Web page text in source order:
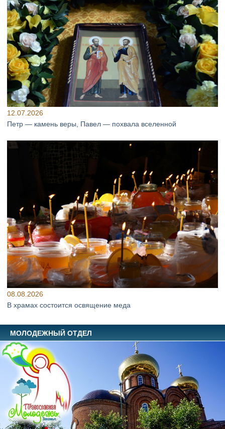
12.07.2026
Петр — камень веры, Павел — похвала вселенной
08.08.2026
В храмах состоится освящение меда
МОЛОДЕЖНЫЙ ОТДЕЛ